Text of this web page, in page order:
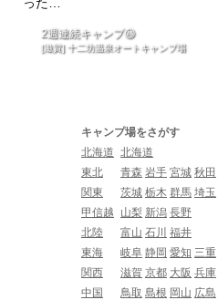
2週連続キャンプ😃
[滋賀] 十二坊温泉オートキャンプ場
キャンプ場をさがす
北海道 北海道
東北
青森 岩手 宮城 秋田
関東
茨城 栃木 群馬 埼玉
甲信越
山梨 新潟 長野
北陸
富山 石川 福井
東海
岐阜 静岡 愛知 三重
関西
滋賀 京都 大阪 兵庫
中国
鳥取 島根 岡山 広島